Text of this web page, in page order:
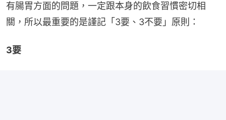
有腸胃方面的問題，一定跟本身的飲食習慣密切相
關，所以最重要的是謹記「3要、3不要」原則：
3要